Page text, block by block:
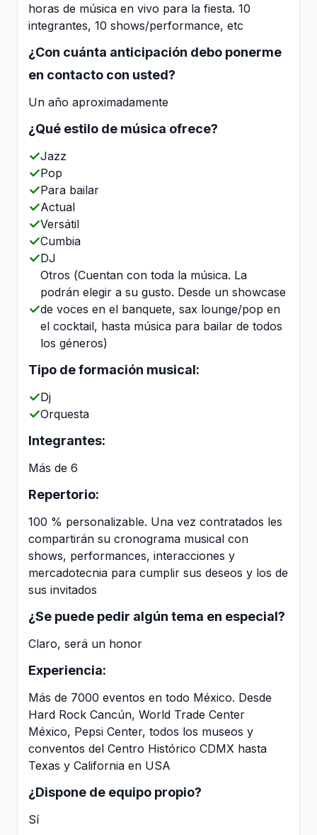
horas de música en vivo para la fiesta. 10
integrantes, 10 shows/performance, etc
¿Con cuánta anticipación debo ponerme
en contacto con usted?
Un año aproximadamente
¿Qué estilo de música ofrece?
Jazz
Pop
Para bailar
Actual
Versátil
Cumbia
DJ
Otros (Cuentan con toda la música. La
podrán elegir a su gusto. Desde un showcase
de voces en el banquete, sax lounge/pop en
el cocktail, hasta música para bailar de todos
los géneros)
Tipo de formación musical:
Dj
Orquesta
Integrantes:
Más de 6
Repertorio:
100 % personalizable. Una vez contratados les
compartirán su cronograma musical con
shows, performances, interacciones y
mercadotecnia para cumplir sus deseos y los de
sus invitados
¿Se puede pedir algún tema en especial?
Claro, será un honor
Experiencia:
Más de 7000 eventos en todo México. Desde
Hard Rock Cancún, World Trade Center
México, Pepsi Center, todos los museos y
conventos del Centro Histórico CDMX hasta
Texas y California en USA
¿Dispone de equipo propio?
Sí